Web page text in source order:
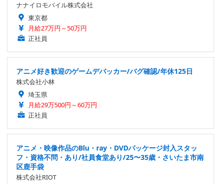
ナナイロモバイル株式会社
東京都
月給27万円～50万円
正社員
アニメ好き歓迎のゲームデバッカー/バグ確認/年休125日
株式会社小林
埼玉県
月給29万500円～60万円
正社員
アニメ・映像作品のBlu・ray・DVDパッケージ封入スタッ
フ・資格不問・あり/社員食堂あり/25〜35歳・さいたま市南
区鹿手袋
株式会社RIOT